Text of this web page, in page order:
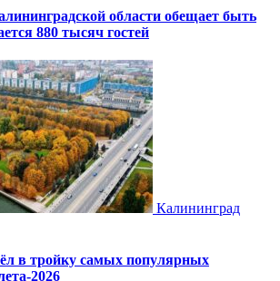
области обещает быть
880 тысяч гостей
Калининград
в тройку самых популярных
2026